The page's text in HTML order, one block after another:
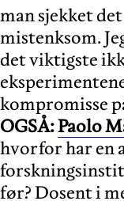
man sjekket
mistenksom.
det viktigste
kompromisse
OGSÅ:Paolo
hvorfor har en
før? Dosent i